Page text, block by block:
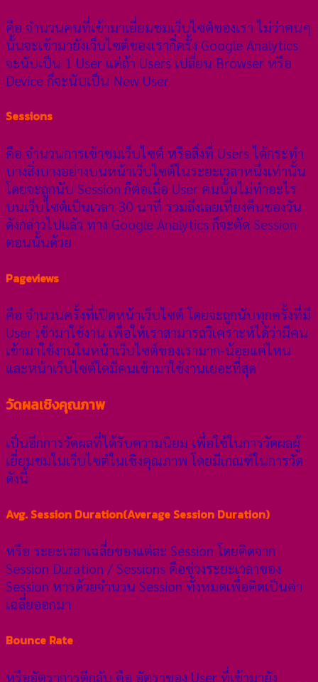
คือ จำนวนคนที่เข้ามาเยี่ยมชมเว็บไซต์ของเรา ไม่ว่าคนๆ
นั้นจะเข้ามายังเว็บไซต์ของเรากี่ครั้ง Google Analytics
จะนับเป็น 1 User แต่ถ้า Users เปลี่ยน Browser หรือ
Device ก็จะนับเป็น New User
Sessions
คือ จำนวนการเข้าชมเว็บไซต์ หรือสิ่งที่ Users ได้กระทำ
บางสิ่งบางอย่างบนหน้าเว็บไซต์ในระยะเวลาหนึ่งเท่านั้น
โดยจะถูกนับ Session ก็ต่อเมื่อ User คนนั้นไม่ทำอะไร
บนเว็บไซต์เป็นเวลา 30 นาที รวมถึงเลยเที่ยงคืนของวัน
ดังกล่าวไปแล้ว ทาง Google Analytics ก็จะตัด Session
ตอนนั้นด้วย
Pageviews
คือ จำนวนครั้งที่เปิดหน้าเว็บไซต์ โดยจะถูกนับทุกครั้งที่มี
User เข้ามาใช้งาน เพื่อให้เราสามารถวิเคราะห์ได้ว่ามีคน
เข้ามาใช้งานในหน้าเว็บไซต์ของเรามาก-น้อยแค่ไหน
และหน้าเว็บไซต์ใดมีคนเข้ามาใช้งานเยอะที่สุด
วัดผลเชิงคุณภาพ
เป็นอีกการวัดผลที่ได้รับความนิยม เพื่อใช้ในการวัดผลผู้
เยี่ยมชมในเว็บไซต์ในเชิงคุณภาพ โดยมีเกณฑ์ในการวัด
ดังนี้
Avg. Session Duration(Average Session Duration)
หรือ ระยะเวลาเฉลี่ยของแต่ละ Session โดยคิดจาก
Session Duration / Sessions คือช่วงระยะเวลาของ
Session หารด้วยจำนวน Session ทั้งหมดเพื่อคิดเป็นค่า
เฉลี่ยออกมา
Bounce Rate
หรืออัตราการตีกลับ คือ อัตราของ User ที่เข้ามายัง